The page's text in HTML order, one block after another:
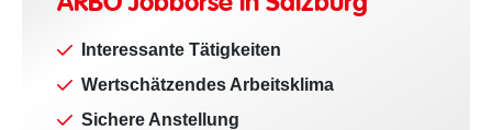
Interessante Tätigkeiten
Wertschätzendes Arbeitsklima
Sichere Anstellung